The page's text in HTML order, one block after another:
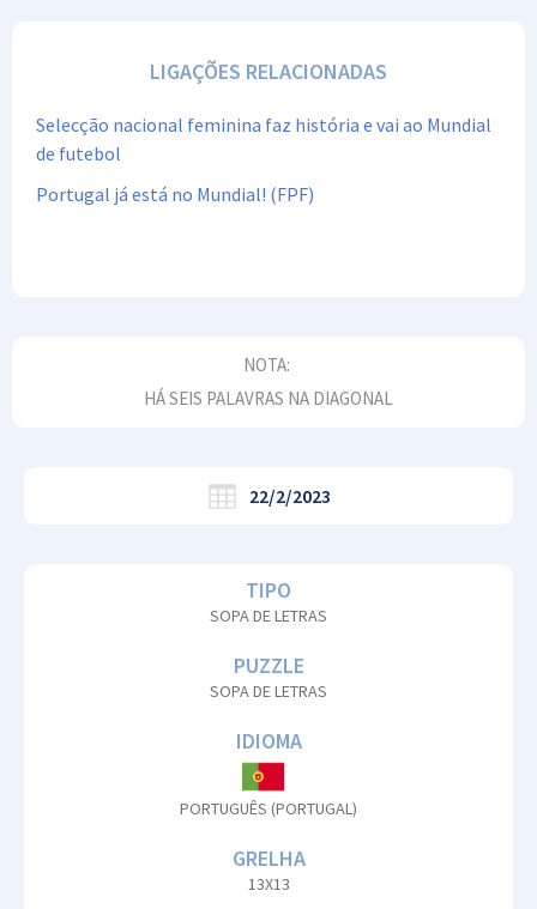
LIGAÇÕES RELACIONADAS
Selecção nacional feminina faz história e vai ao Mundial
de futebol
Portugal já está no Mundial! (FPF)
NOTA:
HÁ SEIS PALAVRAS NA DIAGONAL
22/2/2023
TIPO
SOPA DE LETRAS
PUZZLE
SOPA DE LETRAS
IDIOMA
PORTUGUÊS (PORTUGAL)
GRELHA
13X13